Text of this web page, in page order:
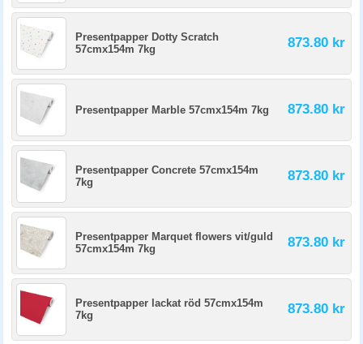
Presentpapper Dotty Scratch
57cmx154m 7kg
873.80 kr
Presentpapper Marble 57cmx154m 7kg 873.80 kr
Presentpapper Concrete 57cmx154m
7kg
873.80 kr
Presentpapper Marquet flowers vit/guld
57cmx154m 7kg
873.80 kr
Presentpapper lackat röd 57cmx154m
7kg
873.80 kr